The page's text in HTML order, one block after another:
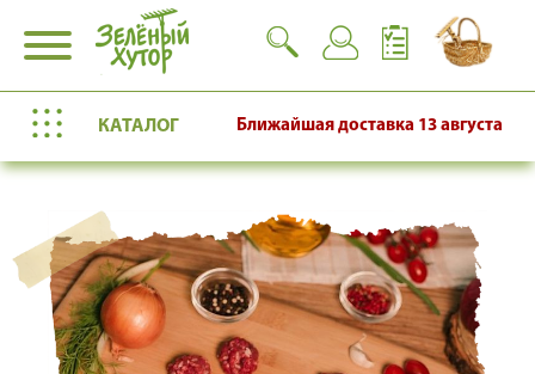
КАТАЛОГ Ближайшая доставка 13 августа